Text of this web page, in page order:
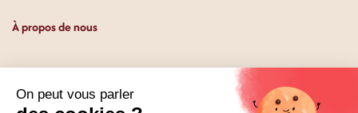
À propos de nous
Depuis 1951, nous accueillons les gourmands et les gourmets
en leur promettant des produits de qualité au meilleur
prix. Que vous soyez des pros ou des particuliers, que vous